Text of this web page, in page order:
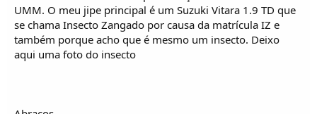
ó
p
i
c
o
UMM. O meu jipe principal é um Suzuki Vitara 1.9 TD que
se chama Insecto Zangado por causa da matrícula IZ e
também porque acho que é mesmo um insecto. Deixo
aqui uma foto do insecto